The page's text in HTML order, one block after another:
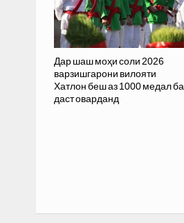
Дар шаш моҳи соли 2026
варзишгарони вилояти
Хатлон беш аз 1000 медал ба
даст оварданд